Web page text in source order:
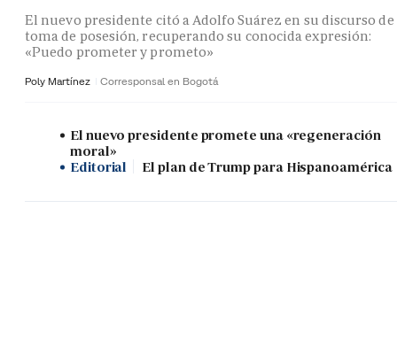
El nuevo presidente citó a Adolfo Suárez en su discurso de
toma de posesión, recuperando su conocida expresión:
«Puedo prometer y prometo»
Poly Martínez Corresponsal en Bogotá
El nuevo presidente promete una «regeneración
moral»
Editorial
El plan de Trump para Hispanoamérica